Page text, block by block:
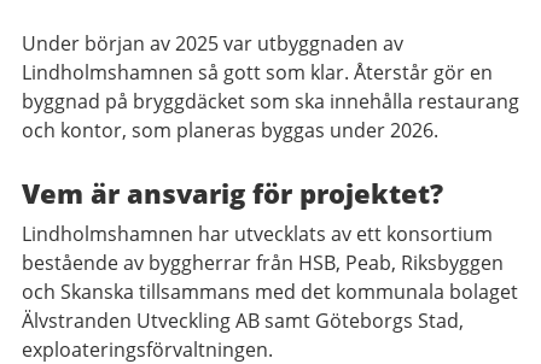
Under början av 2025 var utbyggnaden av
Lindholmshamnen så gott som klar. Återstår gör en
byggnad på bryggdäcket som ska innehålla restaurang
och kontor, som planeras byggas under 2026.
Vem är ansvarig för projektet?
Lindholmshamnen har utvecklats av ett konsortium
bestående av byggherrar från HSB, Peab, Riksbyggen
och Skanska tillsammans med det kommunala bolaget
Älvstranden Utveckling AB samt Göteborgs Stad,
exploateringsförvaltningen.